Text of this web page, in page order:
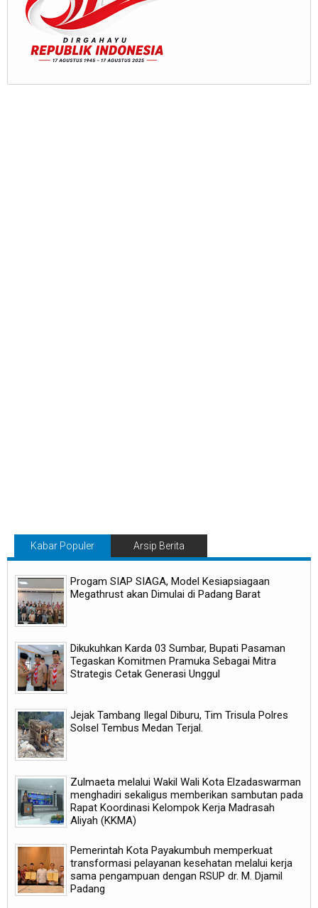
Kabar Populer Arsip Berita
Progam SIAP SIAGA, Model Kesiapsiagaan
Megathrust akan Dimulai di Padang Barat
Dikukuhkan Karda 03 Sumbar, Bupati Pasaman
Tegaskan Komitmen Pramuka Sebagai Mitra
Strategis Cetak Generasi Unggul
Jejak Tambang Ilegal Diburu, Tim Trisula Polres
Solsel Tembus Medan Terjal.
Zulmaeta melalui Wakil Wali Kota Elzadaswarman
menghadiri sekaligus memberikan sambutan pada
Rapat Koordinasi Kelompok Kerja Madrasah
Aliyah (KKMA)
Pemerintah Kota Payakumbuh memperkuat
transformasi pelayanan kesehatan melalui kerja
sama pengampuan dengan RSUP dr. M. Djamil
Padang